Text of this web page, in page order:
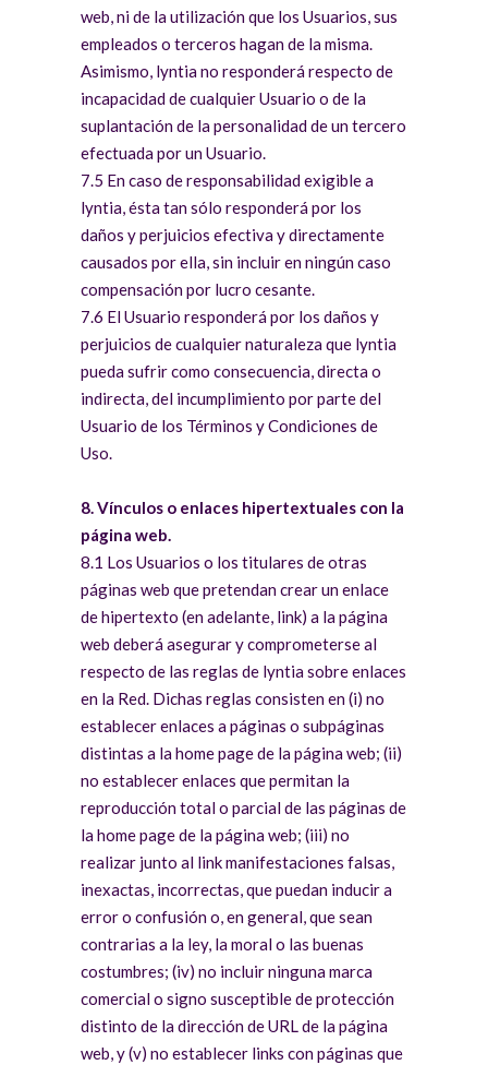
web, ni de la utilización que los Usuarios, sus
empleados o terceros hagan de la misma.
Asimismo, lyntia no responderá respecto de
incapacidad de cualquier Usuario o de la
suplantación de la personalidad de un tercero
efectuada por un Usuario.
7.5 En caso de responsabilidad exigible a
lyntia, ésta tan sólo responderá por los
daños y perjuicios efectiva y directamente
causados por ella, sin incluir en ningún caso
compensación por lucro cesante.
7.6 El Usuario responderá por los daños y
perjuicios de cualquier naturaleza que lyntia
pueda sufrir como consecuencia, directa o
indirecta, del incumplimiento por parte del
Usuario de los Términos y Condiciones de
Uso.
8. Vínculos o enlaces hipertextuales con la
página web.
8.1 Los Usuarios o los titulares de otras
páginas web que pretendan crear un enlace
de hipertexto (en adelante, link) a la página
web deberá asegurar y comprometerse al
respecto de las reglas de lyntia sobre enlaces
en la Red. Dichas reglas consisten en (i) no
establecer enlaces a páginas o subpáginas
distintas a la home page de la página web; (ii)
no establecer enlaces que permitan la
reproducción total o parcial de las páginas de
la home page de la página web; (iii) no
realizar junto al link manifestaciones falsas,
inexactas, incorrectas, que puedan inducir a
error o confusión o, en general, que sean
contrarias a la ley, la moral o las buenas
costumbres; (iv) no incluir ninguna marca
comercial o signo susceptible de protección
distinto de la dirección de URL de la página
web, y (v) no establecer links con páginas que